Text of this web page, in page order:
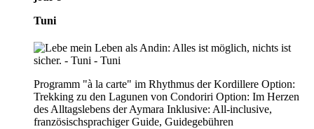
Tuni
Programm "à la carte" im Rhythmus der Kordillere Option:
Trekking zu den Lagunen von Condoriri Option: Im Herzen
des Alltagslebens der Aymara Inklusive: All-inclusive,
französischsprachiger Guide, Guidegebühren